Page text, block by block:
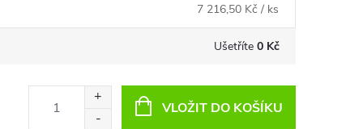
7 216,50 Kč / ks
Ušetříte 0 Kč
VLOŽIT DO KOŠÍKU